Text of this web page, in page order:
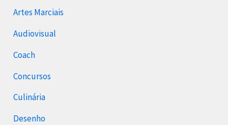
Artes Marciais
Audiovisual
Coach
Concursos
Culinária
Desenho